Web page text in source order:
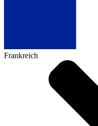
Frankreich